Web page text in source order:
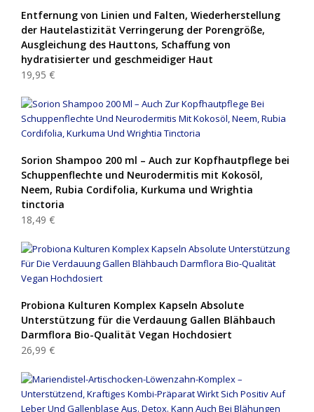
Entfernung von Linien und Falten, Wiederherstellung
der Hautelastizität Verringerung der Porengröße,
Ausgleichung des Hauttons, Schaffung von
hydratisierter und geschmeidiger Haut
19,95 €
Sorion Shampoo 200 ml – Auch zur Kopfhautpflege bei
Schuppenflechte und Neurodermitis mit Kokosöl,
Neem, Rubia Cordifolia, Kurkuma und Wrightia
tinctoria
18,49 €
Probiona Kulturen Komplex Kapseln Absolute
Unterstützung für die Verdauung Gallen Blähbauch
Darmflora Bio-Qualität Vegan Hochdosiert
26,99 €